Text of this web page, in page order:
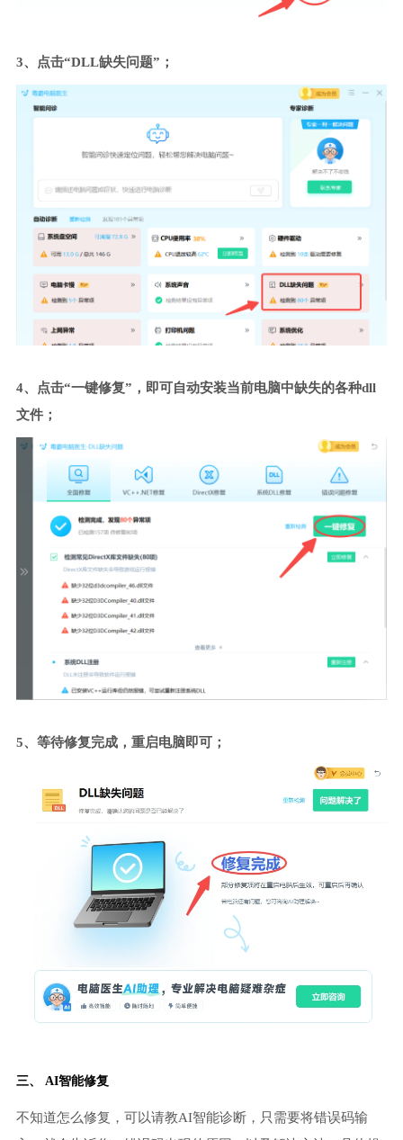
3、点击“DLL缺失问题”；
4、点击“一键修复”，即可自动安装当前电脑中缺失的各种dll
文件；
5、等待修复完成，重启电脑即可；
三、 AI智能修复
不知道怎么修复，可以请教AI智能诊断，只需要将错误码输